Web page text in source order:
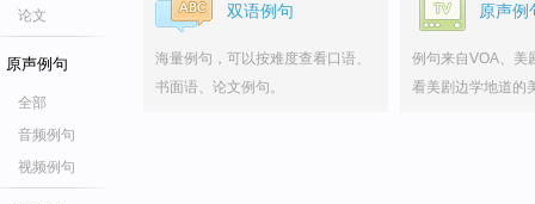
论文
原声例句
全部
音频例句
视频例句
双语例句
海量例句，可以按难度查看口语、
书面语、论文例句。
原声例
例句来自VOA、美
看美剧边学地道的